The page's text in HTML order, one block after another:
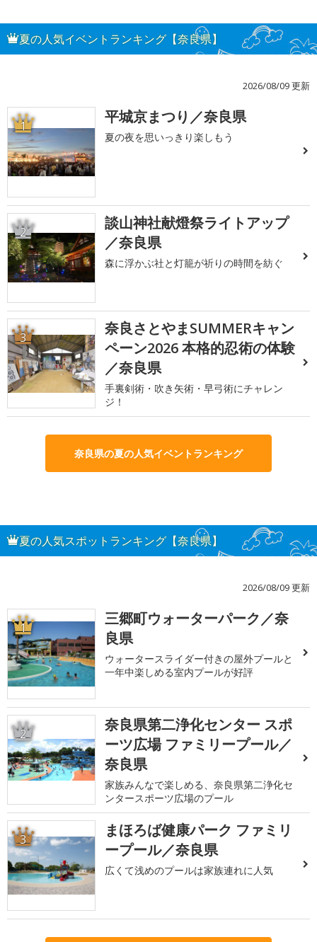
夏の人気イベントランキング【奈良県】
2026/08/09 更新
1 平城京まつり／奈良県
夏の夜を思いっきり楽しもう
2
談山神社献燈祭ライトアップ
／奈良県
森に浮かぶ社と灯籠が祈りの時間を紡ぐ
3
奈良さとやまSUMMERキャン
ペーン2026 本格的忍術の体験
／奈良県
手裏剣術・吹き矢術・早弓術にチャレン
ジ！
奈良県の夏の人気イベントランキング
夏の人気スポットランキング【奈良県】
2026/08/09 更新
1
三郷町ウォーターパーク／奈
良県
ウォータースライダー付きの屋外プールと
一年中楽しめる室内プールが好評
2
奈良県第二浄化センター スポ
ーツ広場 ファミリープール／
奈良県
家族みんなで楽しめる、奈良県第二浄化セ
ンタースポーツ広場のプール
3
まほろば健康パーク ファミリ
ープール／奈良県
広くて浅めのプールは家族連れに人気